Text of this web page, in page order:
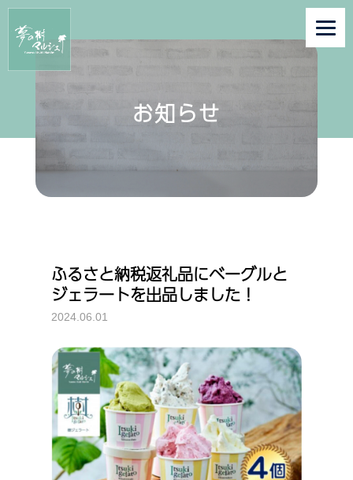
お知らせ
ふるさと納税返礼品にベーグルと
ジェラートを出品しました！
2024.06.01